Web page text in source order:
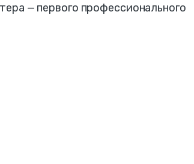
— первого профессионального